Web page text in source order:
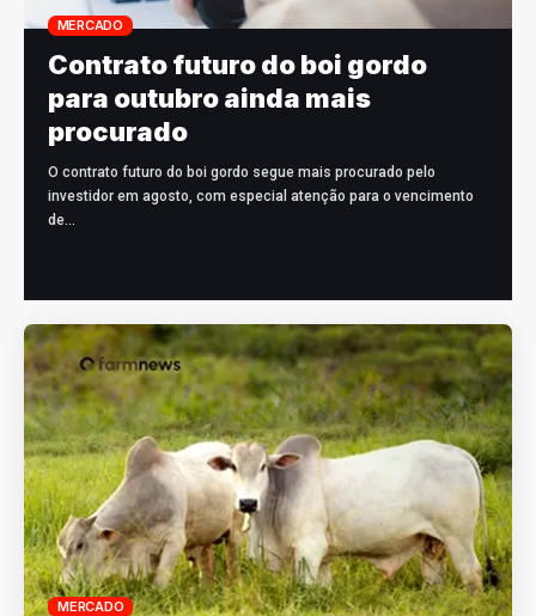
MERCADO
Contrato futuro do boi gordo
para outubro ainda mais
procurado
O contrato futuro do boi gordo segue mais procurado pelo
investidor em agosto, com especial atenção para o vencimento
de…
MERCADO